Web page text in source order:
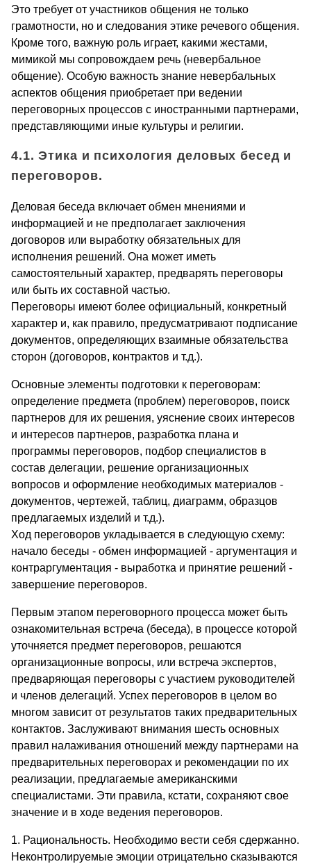
Это требует от участников общения не только
грамотности, но и следования этике речевого общения.
Кроме того, важную роль играет, какими жестами,
мимикой мы сопровождаем речь (невербальное
общение). Особую важность знание невербальных
аспектов общения приобретает при ведении
переговорных процессов с иностранными партнерами,
представляющими иные культуры и религии.
4.1. Этика и психология деловых бесед и
переговоров.
Деловая беседа включает обмен мнениями и
информацией и не предполагает заключения
договоров или выработку обязательных для
исполнения решений. Она может иметь
самостоятельный характер, предварять переговоры
или быть их составной частью.
Переговоры имеют более официальный, конкретный
характер и, как правило, предусматривают подписание
документов, определяющих взаимные обязательства
сторон (договоров, контрактов и т.д.).
Основные элементы подготовки к переговорам:
определение предмета (проблем) переговоров, поиск
партнеров для их решения, уяснение своих интересов
и интересов партнеров, разработка плана и
программы переговоров, подбор специалистов в
состав делегации, решение организационных
вопросов и оформление необходимых материалов -
документов, чертежей, таблиц, диаграмм, образцов
предлагаемых изделий и т.д.).
Ход переговоров укладывается в следующую схему:
начало беседы - обмен информацией - аргументация и
контраргументация - выработка и принятие решений -
завершение переговоров.
Первым этапом переговорного процесса может быть
ознакомительная встреча (беседа), в процессе которой
уточняется предмет переговоров, решаются
организационные вопросы, или встреча экспертов,
предваряющая переговоры с участием руководителей
и членов делегаций. Успех переговоров в целом во
многом зависит от результатов таких предварительных
контактов. Заслуживают внимания шесть основных
правил налаживания отношений между партнерами на
предварительных переговорах и рекомендации по их
реализации, предлагаемые американскими
специалистами. Эти правила, кстати, сохраняют свое
значение и в ходе ведения переговоров.
1. Рациональность. Необходимо вести себя сдержанно.
Неконтролируемые эмоции отрицательно сказываются